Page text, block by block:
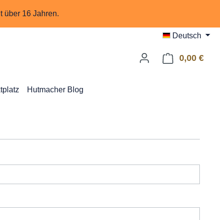
über 16 Jahren.
Deutsch
0,00 €
Hutmacher Blog